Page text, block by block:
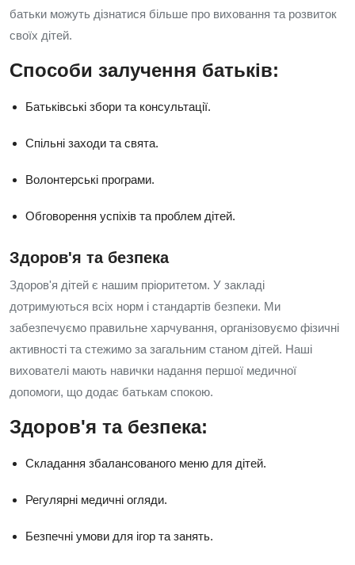
батьки можуть дізнатися більше про виховання та розвиток
своїх дітей.
Способи залучення батьків:
Батьківські збори та консультації.
Спільні заходи та свята.
Волонтерські програми.
Обговорення успіхів та проблем дітей.
Здоров'я та безпека
Здоров'я дітей є нашим пріоритетом. У закладі
дотримуються всіх норм і стандартів безпеки. Ми
забезпечуємо правильне харчування, організовуємо фізичні
активності та стежимо за загальним станом дітей. Наші
вихователі мають навички надання першої медичної
допомоги, що додає батькам спокою.
Здоров'я та безпека:
Складання збалансованого меню для дітей.
Регулярні медичні огляди.
Безпечні умови для ігор та занять.